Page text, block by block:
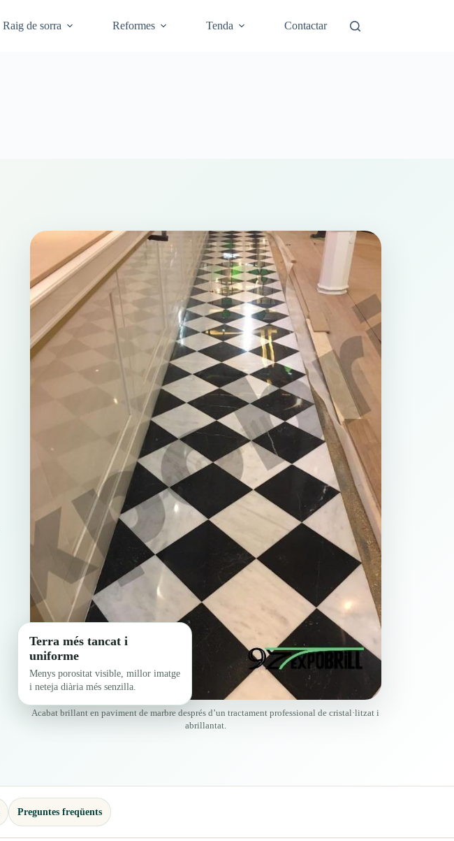
Raig de sorra Reformes Tenda Contactar
Acabat brillant en paviment de marbre després d’un tractament professional de cristal·litzat i
abrillantat.
Terra més tancat i
uniforme
Menys porositat visible, millor imatge
i neteja diària més senzilla.
Preguntes freqüents